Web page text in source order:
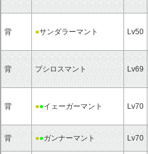
背 ●サンダラーマント Lv50
背 プシロスマント Lv69
背 ●●イェーガーマント Lv70
背 ●●ガンナーマント Lv70